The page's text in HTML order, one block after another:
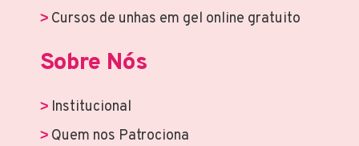
Cursos de unhas em gel online gratuito
Sobre Nós
Institucional
Quem nos Patrociona